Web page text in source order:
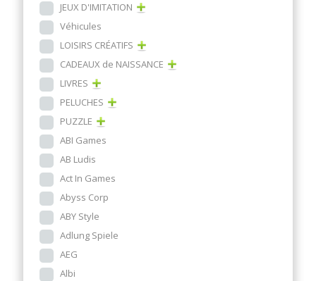
JEUX D'IMITATION
Véhicules
LOISIRS CRÉATIFS
CADEAUX de NAISSANCE
LIVRES
PELUCHES
PUZZLE
ABI Games
AB Ludis
Act In Games
Abyss Corp
ABY Style
Adlung Spiele
AEG
Albi